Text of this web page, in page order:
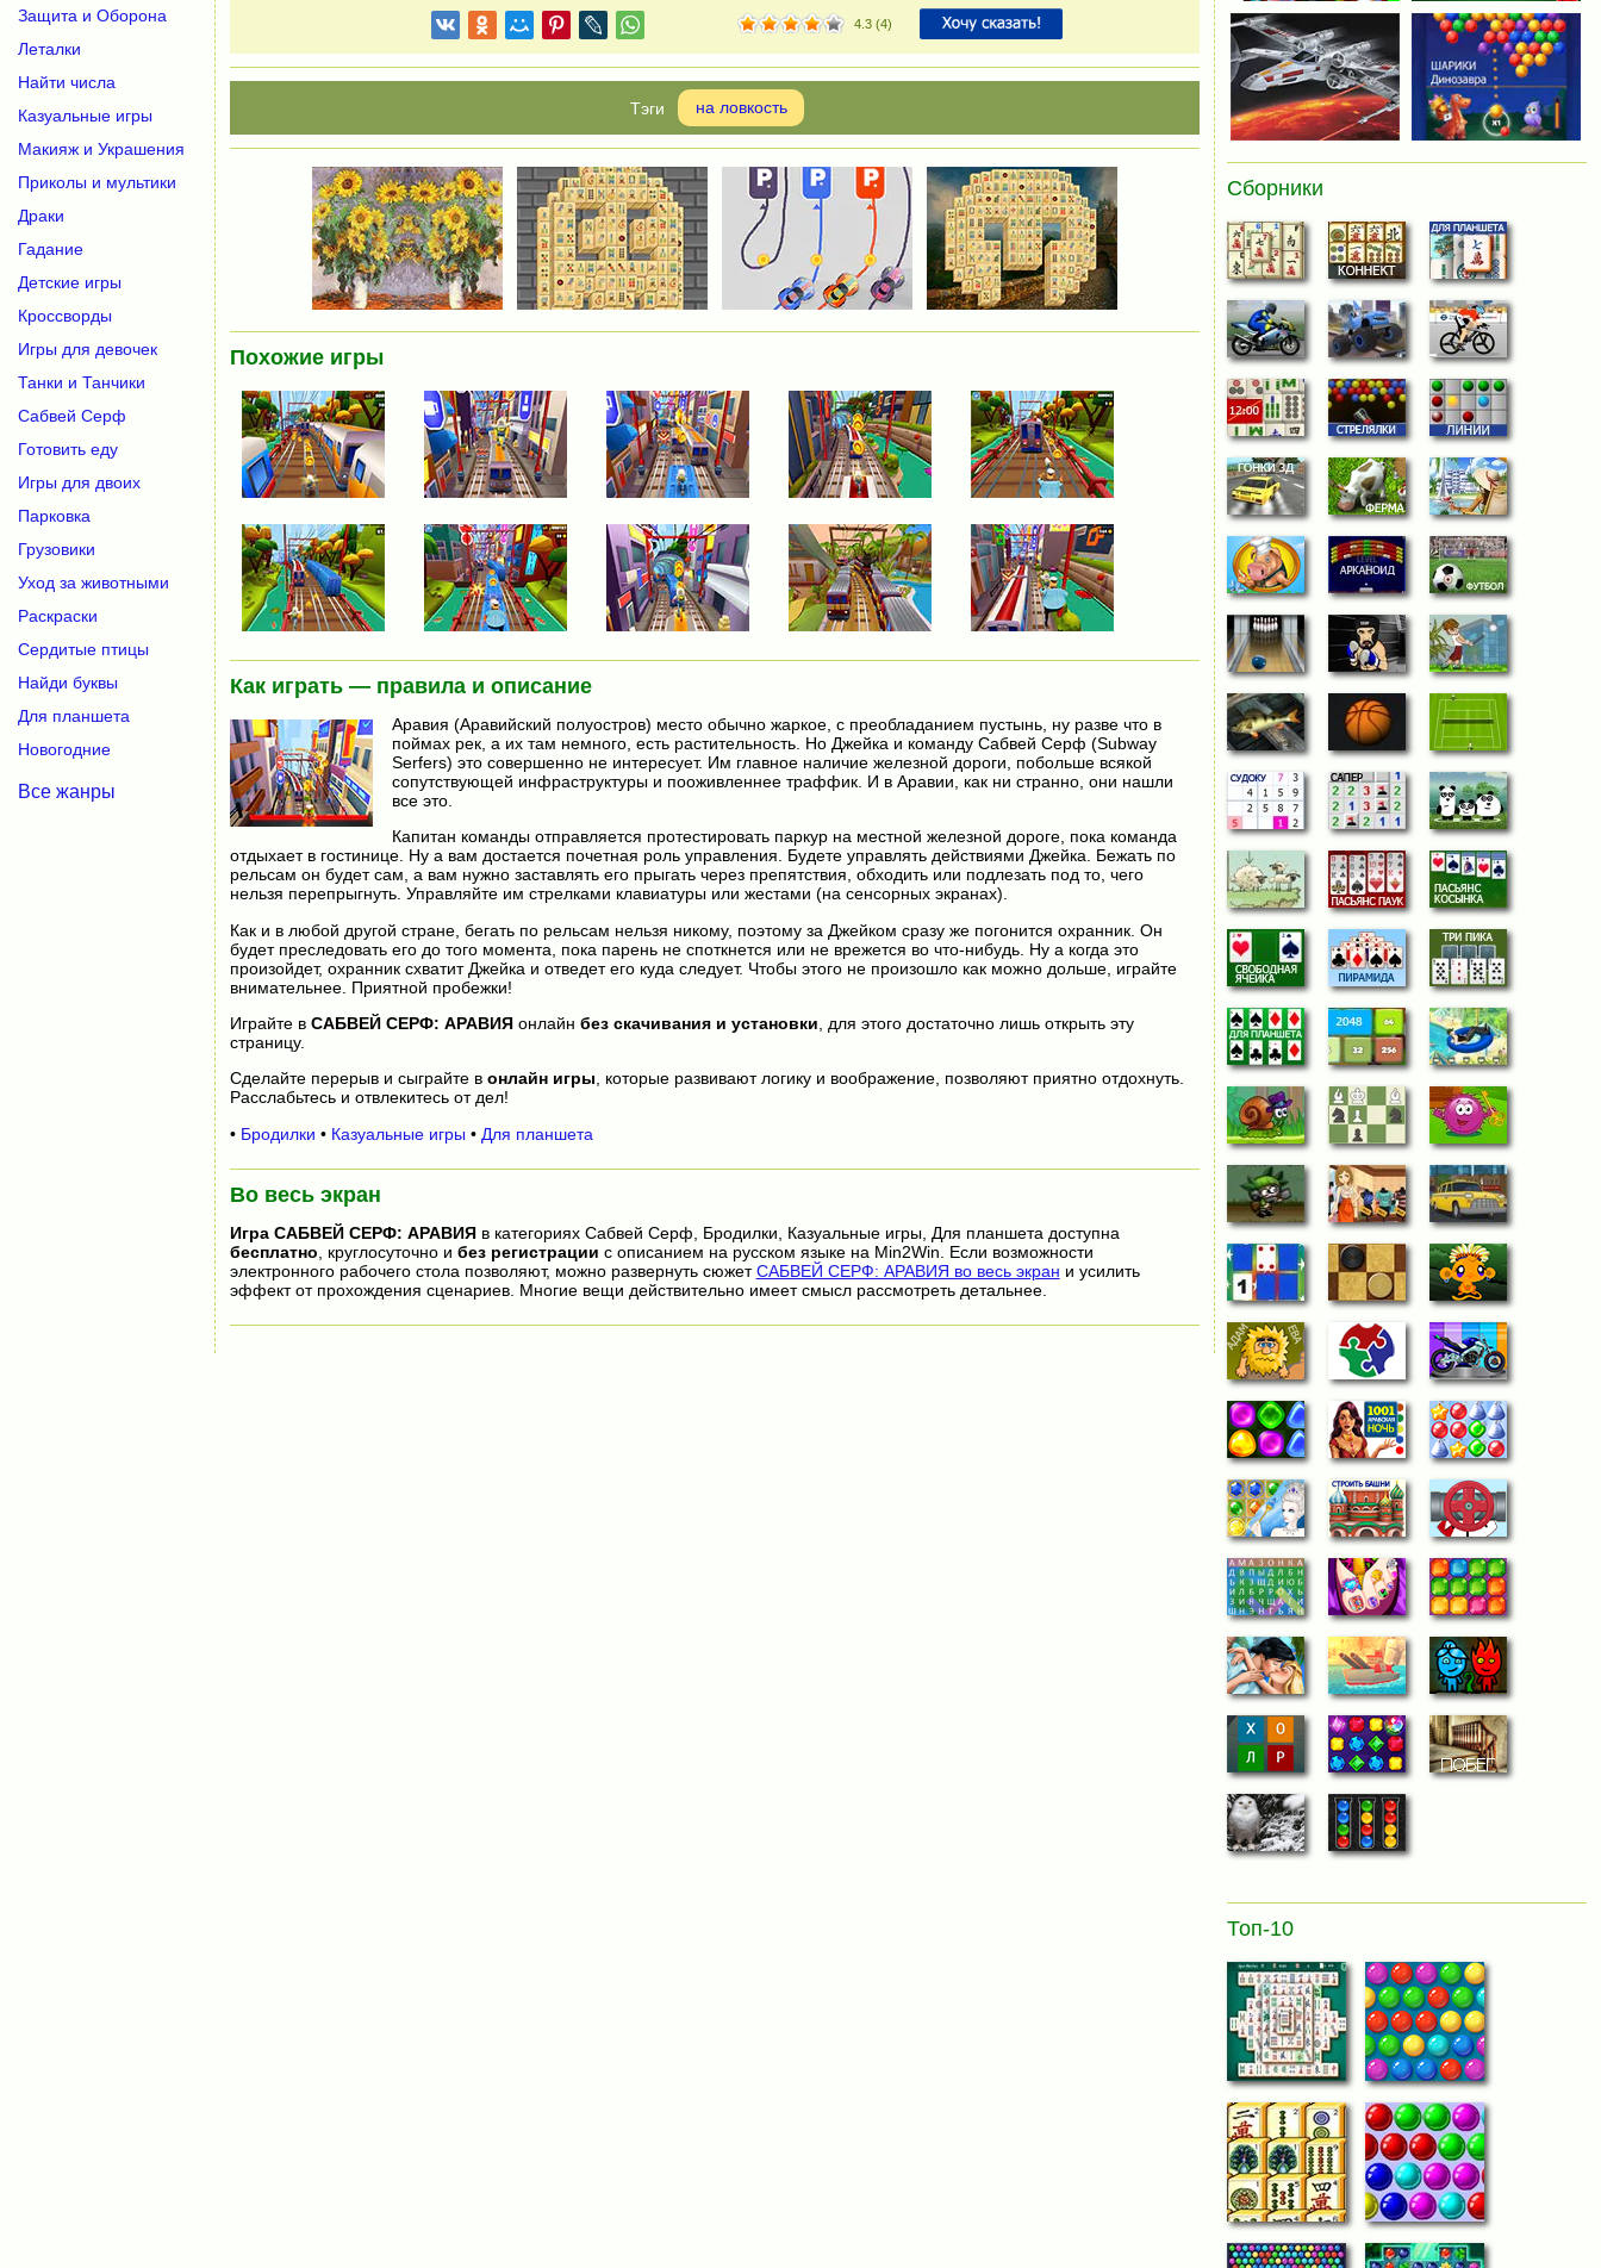
4.3 (4)
на ловкость
Похожие игры
Как играть — правила и описание
Аравия (Аравийский полуостров) место обычно жаркое, с преобладанием пустынь, ну разве что в
поймах рек, а их там немного, есть растительность. Но Джейка и команду Сабвей Серф (Subway
Serfers) это совершенно не интересует. Им главное наличие железной дороги, побольше всякой
сопутствующей инфраструктуры и пооживленнее траффик. И в Аравии, как ни странно, они нашли
все это.
Капитан команды отправляется протестировать паркур на местной железной дороге, пока команда
отдыхает в гостинице. Ну а вам достается почетная роль управления. Будете управлять действиями Джейка. Бежать по
рельсам он будет сам, а вам нужно заставлять его прыгать через препятствия, обходить или подлезать под то, чего
нельзя перепрыгнуть. Управляйте им стрелками клавиатуры или жестами (на сенсорных экранах).
Как и в любой другой стране, бегать по рельсам нельзя никому, поэтому за Джейком сразу же погонится охранник. Он
будет преследовать его до того момента, пока парень не споткнется или не врежется во что-нибудь. Ну а когда это
произойдет, охранник схватит Джейка и отведет его куда следует. Чтобы этого не произошло как можно дольше, играйте
внимательнее. Приятной пробежки!
Играйте в САБВЕЙ СЕРФ: АРАВИЯонлайн без скачивания и установки , для этого достаточно лишь открыть эту
страницу.
Сделайте перерыв и сыграйте в онлайн игры, которые развивают логику и воображение, позволяют приятно отдохнуть.
Расслабьтесь и отвлекитесь от дел!
• Бродилки • Казуальные игры • Для планшета
Во весь экран
Игра САБВЕЙ СЕРФ: АРАВИЯв категориях Сабвей Серф, Бродилки, Казуальные игры, Для планшета доступна
бесплатно , круглосуточно и без регистрации с описанием на русском языке на Min2Win. Если возможности
электронного рабочего стола позволяют, можно развернуть сюжетСАБВЕЙ СЕРФ: АРАВИЯ во весь экран и усилить
эффект от прохождения сценариев. Многие вещи действительно имеет смысл рассмотреть детальнее.
Защита и Оборона
Леталки
Найти числа
Казуальные игры
Макияж и Украшения
Приколы и мультики
Драки
Гадание
Детские игры
Кроссворды
Игры для девочек
Танки и Танчики
Сабвей Серф
Готовить еду
Игры для двоих
Парковка
Грузовики
Уход за животными
Раскраски
Сердитые птицы
Найди буквы
Для планшета
Новогодние
Все жанры
Сборники
Топ-10